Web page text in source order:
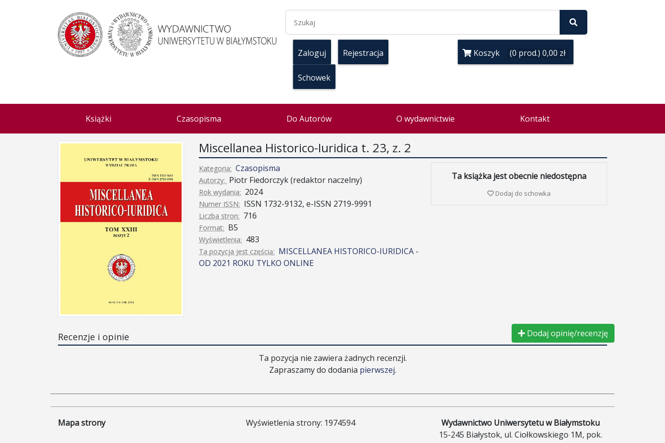
Zaloguj Rejestracja
Schowek
Koszyk (0 prod.) 0,00 zł
Książki Czasopisma Do Autorów O wydawnictwie Kontakt
Miscellanea Historico-Iuridica t. 23, z. 2
Kategoria: Czasopisma
Autorzy: Piotr Fiedorczyk (redaktor naczelny)
Rok wydania: 2024
Numer ISSN: ISSN 1732-9132, e-ISSN 2719-9991
Liczba stron: 716
Format: B5
Wyświetlenia: 483
Ta pozycja jest częścią: MISCELLANEA HISTORICO-IURIDICA -
OD 2021 ROKU TYLKO ONLINE
Ta książka jest obecnie niedostępna
Dodaj do schowka
Recenzje i opinie Dodaj opinię/recenzję
Ta pozycja nie zawiera żadnych recenzji.
Zapraszamy do dodania pierwszej.
Mapa strony Wyświetlenia strony: 1974594
Wydawnictwo Uniwersytetu w Białymstoku
15-245 Białystok, ul. Ciołkowskiego 1M, pok.